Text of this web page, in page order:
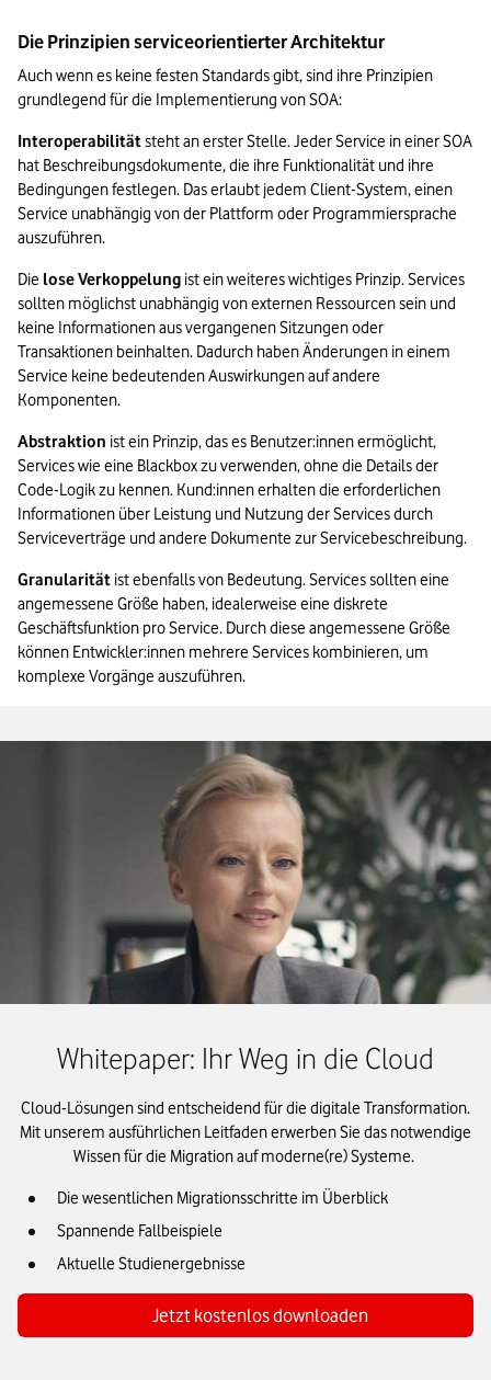
Die Prinzipien serviceorientierter Architektur
Auch wenn es keine festen Standards gibt, sind ihre Prinzipien
grundlegend für die Implementierung von SOA:
Interoperabilität steht an erster Stelle. Jeder Service in einer SOA
hat Beschreibungsdokumente, die ihre Funktionalität und ihre
Bedingungen festlegen. Das erlaubt jedem Client-System, einen
Service unabhängig von der Plattform oder Programmiersprache
auszuführen.
Die lose Verkoppelung ist ein weiteres wichtiges Prinzip. Services
sollten möglichst unabhängig von externen Ressourcen sein und
keine Informationen aus vergangenen Sitzungen oder
Transaktionen beinhalten. Dadurch haben Änderungen in einem
Service keine bedeutenden Auswirkungen auf andere
Komponenten.
Abstraktion ist ein Prinzip, das es Benutzer:innen ermöglicht,
Services wie eine Blackbox zu verwenden, ohne die Details der
Code-Logik zu kennen. Kund:innen erhalten die erforderlichen
Informationen über Leistung und Nutzung der Services durch
Serviceverträge und andere Dokumente zur Servicebeschreibung.
Granularität ist ebenfalls von Bedeutung. Services sollten eine
angemessene Größe haben, idealerweise eine diskrete
Geschäftsfunktion pro Service. Durch diese angemessene Größe
können Entwickler:innen mehrere Services kombinieren, um
komplexe Vorgänge auszuführen.
Whitepaper: Ihr Weg in die Cloud
Cloud-Lösungen sind entscheidend für die digitale Transformation.
Mit unserem ausführlichen Leitfaden erwerben Sie das notwendige
Wissen für die Migration auf moderne(re) Systeme.
Die wesentlichen Migrationsschritte im Überblick
Spannende Fallbeispiele
Aktuelle Studienergebnisse
Jetzt kostenlos downloaden